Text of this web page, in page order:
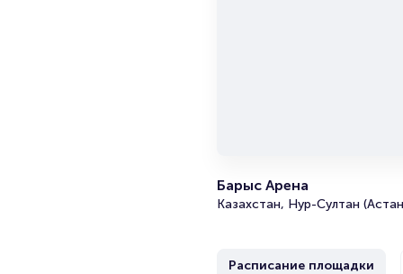
Барыс Арена
Казахстан, Нур-Султан
Расписание площадки